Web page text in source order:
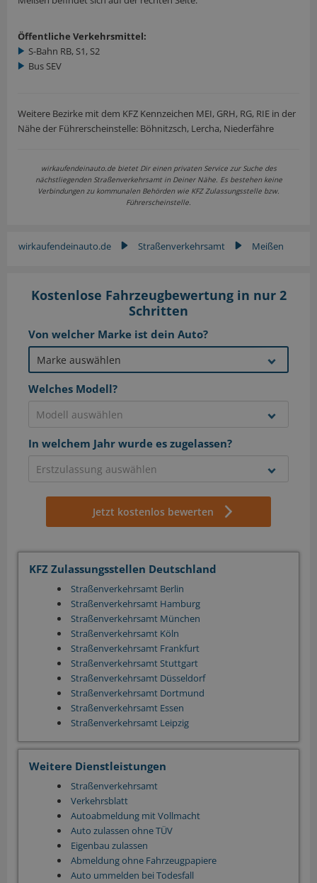
Öffentliche Verkehrsmittel:
S-Bahn RB, S1, S2
Bus SEV
Weitere Bezirke mit dem KFZ Kennzeichen MEI, GRH, RG, RIE in der
Nähe der Führerscheinstelle: Böhnitzsch, Lercha, Niederfähre
wirkaufendeinauto.de bietet Dir einen privaten Service zur Suche des
nächstliegenden Straßenverkehrsamt in Deiner Nähe. Es bestehen keine
Verbindungen zu kommunalen Behörden wie KFZ Zulassungsstelle bzw.
Führerscheinstelle.
wirkaufendeinauto.de Straßenverkehrsamt Meißen
Kostenlose Fahrzeugbewertung in nur 2
Schritten
Von welcher Marke ist dein Auto?
Welches Modell?
In welchem Jahr wurde es zugelassen?
Jetzt kostenlos bewerten
KFZ Zulassungsstellen Deutschland
Straßenverkehrsamt Berlin
Straßenverkehrsamt Hamburg
Straßenverkehrsamt München
Straßenverkehrsamt Köln
Straßenverkehrsamt Frankfurt
Straßenverkehrsamt Stuttgart
Straßenverkehrsamt Düsseldorf
Straßenverkehrsamt Dortmund
Straßenverkehrsamt Essen
Straßenverkehrsamt Leipzig
Weitere Dienstleistungen
Straßenverkehrsamt
Verkehrsblatt
Autoabmeldung mit Vollmacht
Auto zulassen ohne TÜV
Eigenbau zulassen
Abmeldung ohne Fahrzeugpapiere
Auto ummelden bei Todesfall